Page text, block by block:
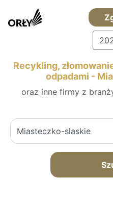
Recykling,
odpadami -
oraz inne firmy z